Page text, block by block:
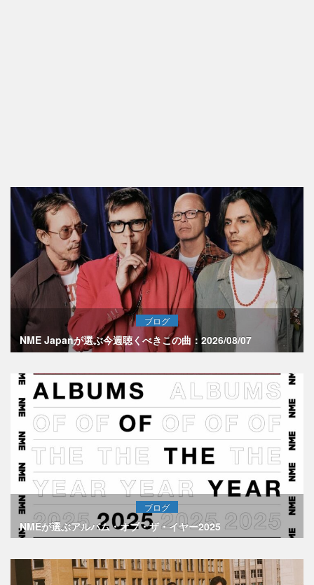
ブログ
NME Japanが選ぶ今週聴くべきこの曲：2026/08/07
ブログ
NMEが選ぶアルバム・オブ・ザ・イヤー2025